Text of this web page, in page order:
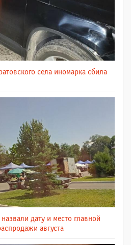
села иномарка сбила
дату и место главной
августа